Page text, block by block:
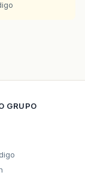
GRUPO